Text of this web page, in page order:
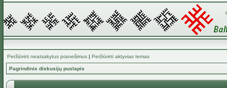
Peržiūrėti neatsakytus pranešimus | Peržiūrėti aktyvias temas
Pagrindinis diskusijų puslapis